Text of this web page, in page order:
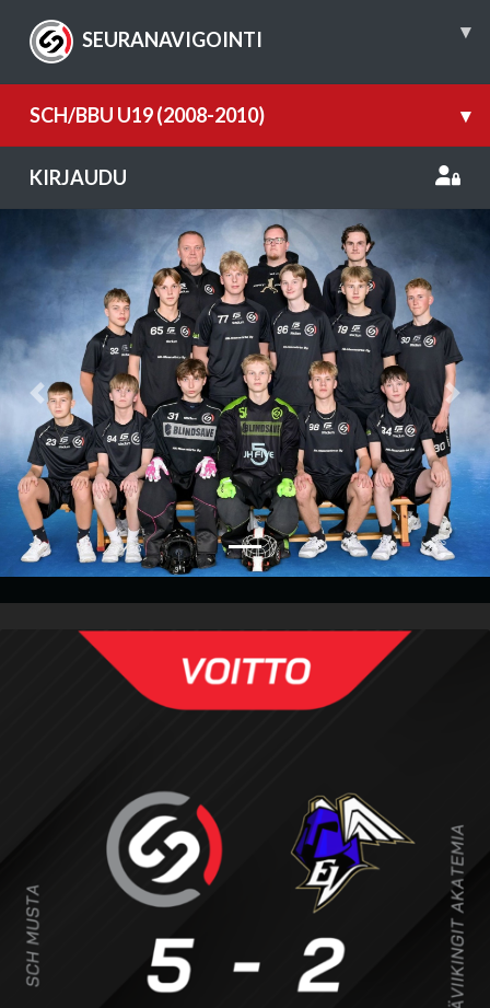
SEURANAVIGOINTI ▾
SCH/BBU U19 (2008-2010) ▾
KIRJAUDU
Previous